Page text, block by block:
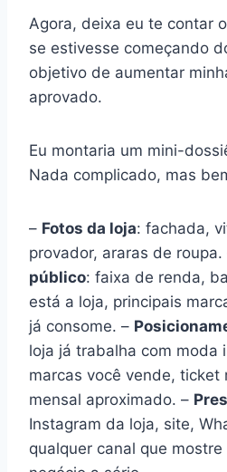
Agora, deixa eu te contar
se estivesse começando
objetivo de aumentar
aprovado.
Eu montaria um mini-
Nada complicado, mas
– Fotos da loja: fachada,
provador, araras de roupa.
público: faixa de renda,
está a loja, principais
já consome. –
loja já trabalha com moda
marcas você vende, ticket
mensal aproximado. –
Instagram da loja, site,
qualquer canal que